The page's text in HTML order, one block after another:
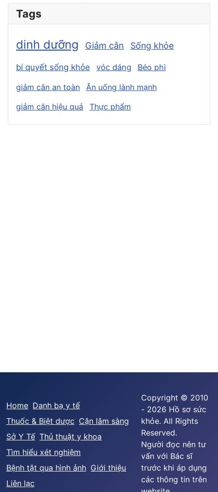
Tags
dinh dưỡng Giảm cân Sống khỏe
bí quyết sống khỏe vóc dáng Béo phì
giảm cân an toàn
Ăn uống lành mạnh
giảm cân hiệu quả
Thực phẩm
Home Danh bạ y tế
Thuốc & Biệt dược Cận lâm sàng
Sở Y Tế Thủ thuật y khoa
Tìm hiểu xét nghiệm
Bệnh tật qua hình ảnh Giới thiệu
Liên lạc
Copyright © 2010
- 2026 Hồ sơ sức
khỏe. All Rights
Reserved.
Người đọc nên tư
vấn với Bác sĩ
trước khi áp dụng
các thông tin trên